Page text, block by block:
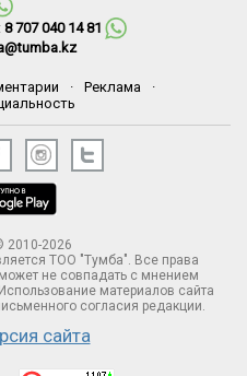
8 707 040 14 81
· Реклама
·
2010-2026
ТОО "Тумба". Все права
не совпадать с мнением
материалов сайта
согласия редакции.
сайта